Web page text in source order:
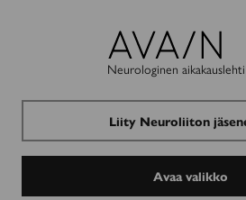
Avain-
lehti
Neurologinen aikakauslehti
Liity Neuroliiton
Avaa valikko